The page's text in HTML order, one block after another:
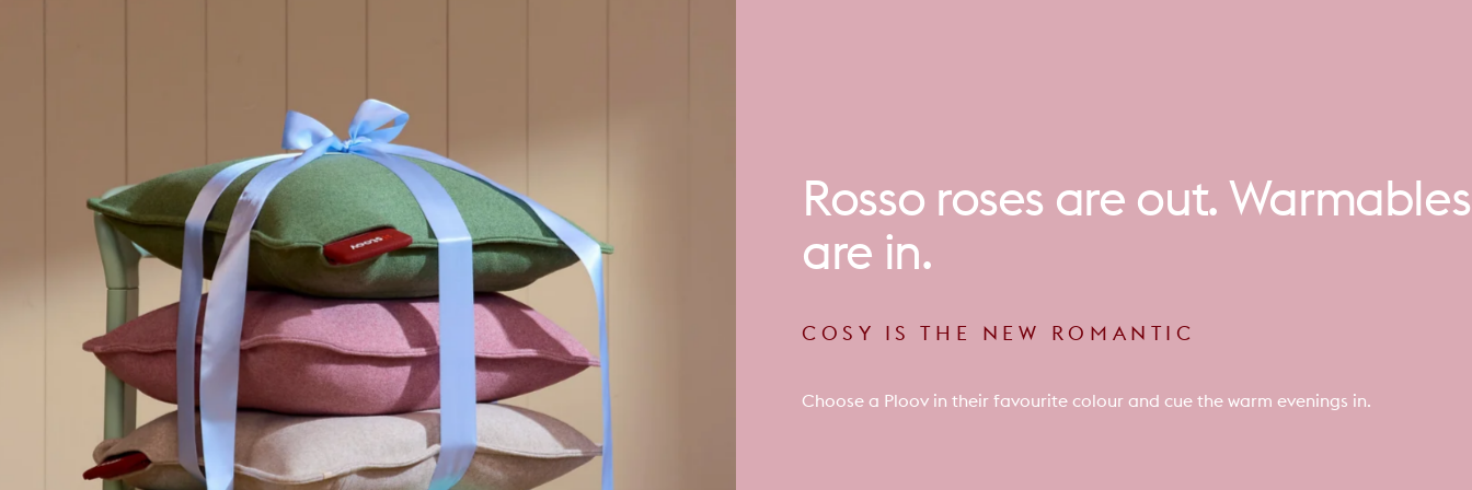
Rosso roses are out. Warmables
are in.
COSY IS THE NEW ROMANTIC
Choose a Ploov in their favourite colour and cue the warm evenings in.